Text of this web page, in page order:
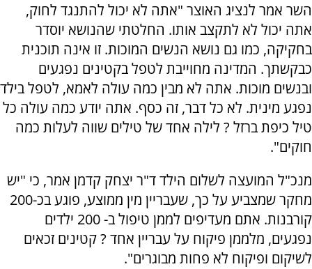
השר אמר לנציג האוצר "אתה לא יכול להתנגד לחוק,
אתה יכול לא לתקצב אותו. החלטתי שהנושא יוסדר
בחקיקה, כמו גם נושא הנשים המוכות. זו אינה תוכנית
כבקשתך. המדינה מחוייבת לטפל בקטינים נפגעים
ובנשים מוכות. אתה לא מבין כמה עולה לאמא, לטפל בילד
נפגע מינית. לא כל דבר, זה כסף. אתה יודע כמה עולה כל
טיל כיפת ברזל ? לילה אחד של טילים שווה לעלות כמה
חוקים".
מנכ"ל המועצה לשלום הילד ד"ר יצחק קדמן אמר, כי "יש
מחקר שמצביע על כך, שעבריין מין ממוצע, פוגע בכ-200
קורבנות. אתם מעדיפים לממן טיפול ב- 200 ילדים
נפגעים, מלממן פיקוח על עבריין אחד ? קטינים זכאים
לשיקום ופיקוח לא פחות מבוגרים".